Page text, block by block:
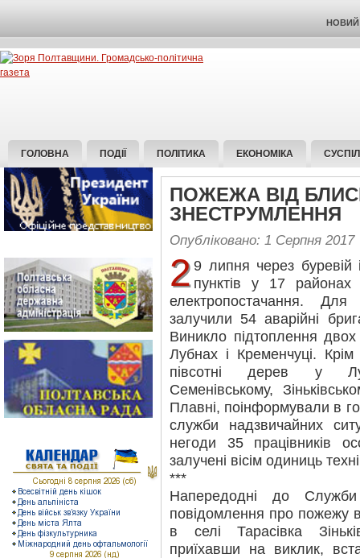
НОВИЙ
ГОЛОВНА ПОДІЇ ПОЛІТИКА ЕКОНОМІКА
ПОЖЕЖА ВІД
ЗНЕСТРУМЛЕННЯ
Опубліковано: 1 Серпня 2017
2 9 липня через
пунктів у 17 районах
електропостачання. Для
залучили 54 аварійні
Виникло підтоплення
Лубнах і Кременчуці.
півсотні дерев у
Семенівському,
Плавні, поінформували в
служби надзвичайних
негоди 35 працівників
залучені вісім одиниць
***
Напередодні до
повідомлення про пожежу в
в селі Тарасівка
приїхавши на виклик,